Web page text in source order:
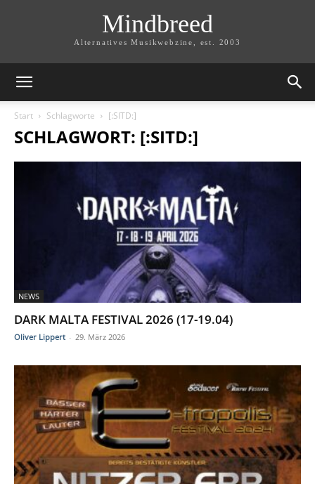
Mindbreed
Alternatives Musikwebzine, est. 2003
Start Schlagworte [:SITD:]
SCHLAGWORT: [:SITD:]
NEWS
DARK MALTA FESTIVAL 2026 (17-19.04)
Oliver Lippert - 29. März 2026